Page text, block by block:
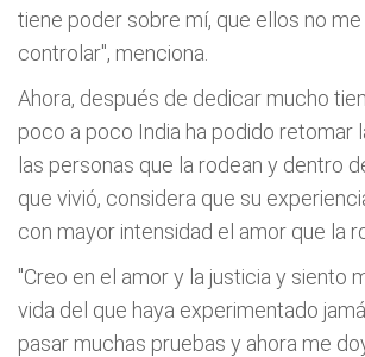
tiene poder sobre mí, que ellos no
controlar", menciona.
Ahora, después de dedicar mucho
poco a poco India ha podido retomar
las personas que la rodean y dentro
que vivió, considera que su
con mayor intensidad el amor que la
"Creo en el amor y la justicia y siento
vida del que haya experimentado
pasar muchas pruebas y ahora me